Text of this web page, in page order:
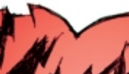
گیاهی و خانگی رسید!